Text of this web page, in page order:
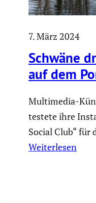
7. März 2024
Schwäne
auf dem
Multimedia-
testete ihre
Social Club“ für
Weiterlesen